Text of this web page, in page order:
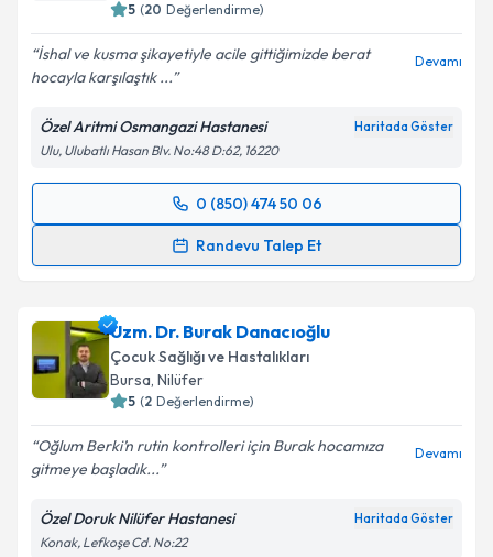
Kişisel verilerimin işlenmesine ilişkin
kapsamda işlenmesini kabul ediyorum.
Takvim Talebini Gönder
5 (20 Değerlendirme)
İshal ve kusma şikayetiyle acile gittiğimizde berat
hocayla karşılaştık ...
Devamı
Özel Aritmi Osmangazi Hastanesi Haritada Göster
Ulu, Ulubatlı Hasan Blv. No:48 D:62, 16220
0 (850) 474 50 06
Randevu Talep Et
Randevu Takvimi Talebi
takvim hazırlandığında e-posta ile bilgilendireceğiz.
E-posta Adresiniz
Kişisel verilerimin işlenmesine ilişkin
kapsamda işlenmesini kabul ediyorum.
Uzm. Dr. Burak Danacıoğlu
Çocuk Sağlığı ve Hastalıkları
Bursa, Nilüfer
5 (2 Değerlendirme)
Oğlum Berki’n rutin kontrolleri için Burak hocamıza
gitmeye başladık...
Devamı
Özel Doruk Nilüfer Hastanesi Haritada Göster
Konak, Lefkoşe Cd. No:22